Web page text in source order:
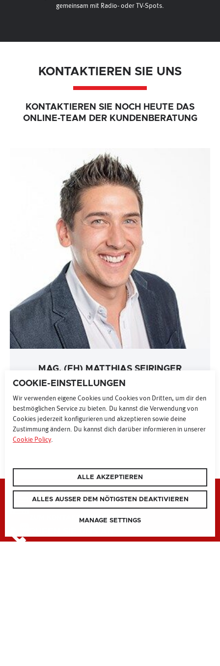
gemeinsam mit Radio- oder TV-Spots.
KONTAKTIEREN SIE UNS
KONTAKTIEREN SIE NOCH HEUTE DAS
ONLINE-TEAM DER KUNDENBERATUNG
MAG. (FH) MATTHIAS SEIRINGER
Leitung Sales Online
+43 (0) 1 87077 15067
NACHRICHT
COOKIE-EINSTELLUNGEN
Wir verwenden eigene Cookies und Cookies von Dritten, um dir den
bestmöglichen Service zu bieten. Du kannst die Verwendung von
Cookies jederzeit konfigurieren und akzeptieren sowie deine
Zustimmung ändern. Du kannst dich darüber informieren in unserer
Cookie Policy.
ALLE AKZEPTIEREN
ALLES AUSSER DEM NÖTIGSTEN DEAKTIVIEREN
MANAGE SETTINGS
SCHREIBEN SIE UNS
ZUM KONTAKTFORMULAR